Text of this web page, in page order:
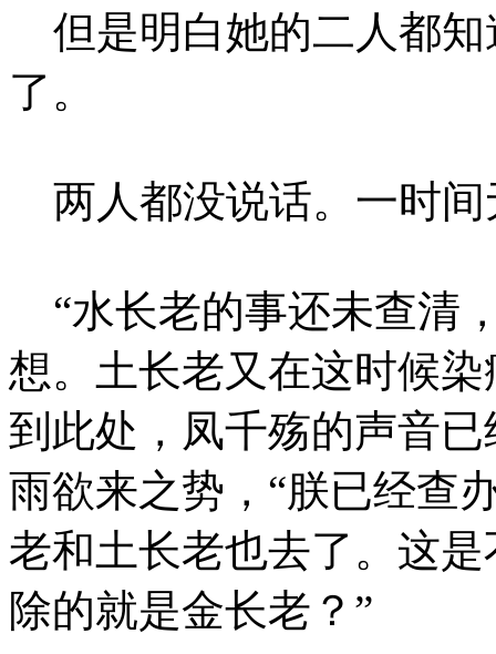
但是明白她的二人都知
了。
两人都没说话。一时间
“水长老的事还未查清
想。土长老又在这时候
到此处，凤千殇的声音
雨欲来之势，“朕已经查
老和土长老也去了。这
除的就是金长老？”